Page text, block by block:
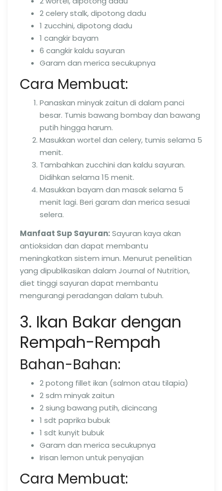
2 celery stalk, dipotong dadu
1 zucchini, dipotong dadu
1 cangkir bayam
6 cangkir kaldu sayuran
Garam dan merica secukupnya
Cara Membuat:
Panaskan minyak zaitun di dalam panci
besar. Tumis bawang bombay dan bawang
putih hingga harum.
Masukkan wortel dan celery, tumis selama 5
menit.
Tambahkan zucchini dan kaldu sayuran.
Didihkan selama 15 menit.
Masukkan bayam dan masak selama 5
menit lagi. Beri garam dan merica sesuai
selera.
Manfaat Sup Sayuran:Sayuran kaya akan
antioksidan dan dapat membantu
meningkatkan sistem imun. Menurut penelitian
yang dipublikasikan dalam Journal of Nutrition,
diet tinggi sayuran dapat membantu
mengurangi peradangan dalam tubuh.
3. Ikan Bakar dengan
Rempah-Rempah
Bahan-Bahan:
2 potong fillet ikan (salmon atau tilapia)
2 sdm minyak zaitun
2 siung bawang putih, dicincang
1 sdt paprika bubuk
1 sdt kunyit bubuk
Garam dan merica secukupnya
Irisan lemon untuk penyajian
Cara Membuat: